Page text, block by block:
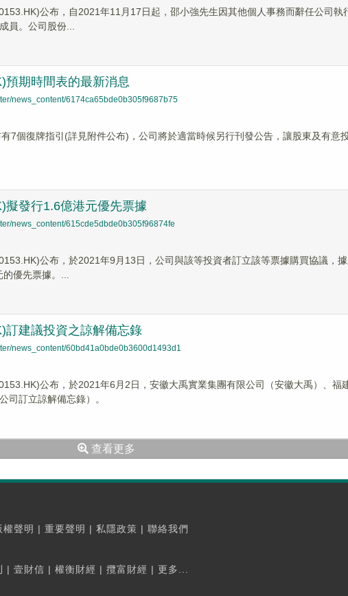
公布，自2021年11月17日起，邵小強先生因其他個人事務而辭任公司
員。公司股份...
預期時間表的最新消息
news_content/6174ca65bde0b305f9687b75
7個復牌指引(詳見附件公布)，公司將於適當時候另行刊發公告，讓股東及有意
擬發行1.6億港元優先票據
news_content/615cde5dbde0b305f96874fe
公布，於2021年9月13日，公司與該等投資者訂立該等票據購買協議，
優先票據。...
訂建議投資之諒解備忘錄
news_content/60bd41a0bde0b3600d1493d1
公布，於2021年6月2日，安徽大禹實業集團有限公司（安徽大禹）、
司訂立諒解備忘錄）。
查看更多
權聲明 | 重要聲明 | 私隱政策 | 聯絡我們
| 壹財信 | 權衡財經 | 攬富財經 | 更多...